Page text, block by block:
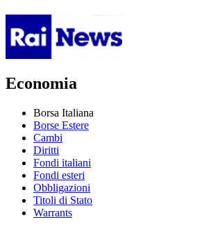
Economia
Borsa Italiana
Borse Estere
Cambi
Diritti
Fondi italiani
Fondi esteri
Obbligazioni
Titoli di Stato
Warrants